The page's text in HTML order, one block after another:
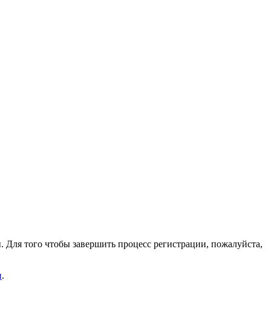
того чтобы завершить процесс регистрации, пожалуйста,
.